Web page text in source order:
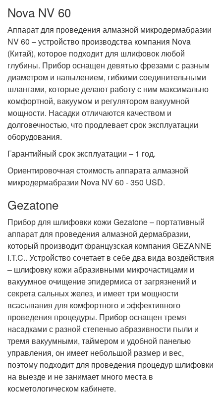
Nova NV 60
Аппарат для проведения алмазной микродермабразии
NV 60 – устройство производства компания Nova
(Китай), которое подходит для шлифовок любой
глубины. Прибор оснащен девятью фрезами с разным
диаметром и напылением, гибкими соединительными
шлангами, которые делают работу с ним максимально
комфортной, вакуумом и регулятором вакуумной
мощности. Насадки отличаются качеством и
долговечностью, что продлевает срок эксплуатации
оборудования.
Гарантийный срок эксплуатации – 1 год.
Ориентировочная стоимость аппарата алмазной
микродермабразии Nova NV 60 - 350 USD.
Gezatone
Прибор для шлифовки кожи Gezatone – портативный
аппарат для проведения алмазной дермабразии,
который производит французская компания GEZANNE
I.T.C.. Устройство сочетает в себе два вида воздействия
– шлифовку кожи абразивными микрочастицами и
вакуумное очищение эпидермиса от загрязнений и
секрета сальных желез, и имеет три мощности
всасывания для комфортного и эффективного
проведения процедуры. Прибор оснащен тремя
насадками с разной степенью абразивности пыли и
тремя вакуумными, таймером и удобной панелью
управления, он имеет небольшой размер и вес,
поэтому подходит для проведения процедур шлифовки
на выезде и не занимает много места в
косметологическом кабинете.